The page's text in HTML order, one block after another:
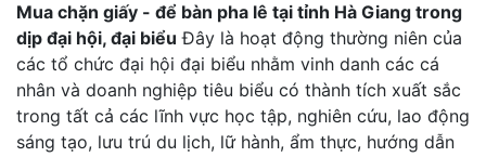
Mua chặn giấy - để bàn pha lê tại tỉnh Hà Giang trong
dịp đại hội, đại biểu Đây là hoạt động thường niên của
các tổ chức đại hội đại biểu nhằm vinh danh các cá
nhân và doanh nghiệp tiêu biểu có thành tích xuất sắc
trong tất cả các lĩnh vực học tập, nghiên cứu, lao động
sáng tạo, lưu trú du lịch, lữ hành, ẩm thực, hướng dẫn